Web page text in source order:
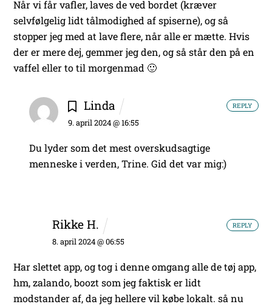
Når vi får vafler, laves de ved bordet (kræver
selvfølgelig lidt tålmodighed af spiserne), og så
stopper jeg med at lave flere, når alle er mætte. Hvis
der er mere dej, gemmer jeg den, og så står den på en
vaffel eller to til morgenmad 🙂
Linda
9. april 2024 @ 16:55
Du lyder som det mest overskudsagtige
menneske i verden, Trine. Gid det var mig:)
REPLY
Rikke H.
8. april 2024 @ 06:55
Har slettet app, og tog i denne omgang alle de tøj app,
hm, zalando, boozt som jeg faktisk er lidt
modstander af, da jeg hellere vil købe lokalt. så nu
REPLY